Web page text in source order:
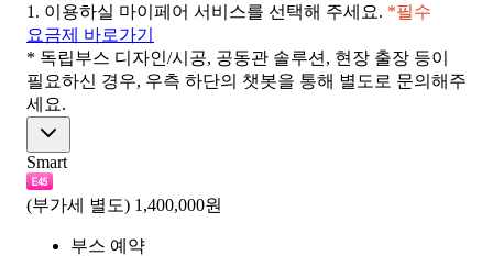
1. 이용하실 마이페어 서비스를 선택해 주세요. *필수
요금제 바로가기
* 독립부스 디자인/시공, 공동관 솔루션, 현장 출장 등이
필요하신 경우, 우측 하단의 챗봇을 통해 별도로 문의해주
세요.
Smart
(부가세 별도) 1,400,000원
부스 예약